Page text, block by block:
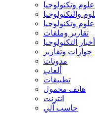
وتكنولوجيا
والتكنولوجيا
وتكنولوجيا
تقارير وملفات
أخبار التكنولوجيا
حوارات وتقارير
مدونات
ألعاب
تطبيقات
هاتف محمول
انترنت
حاسب آلي